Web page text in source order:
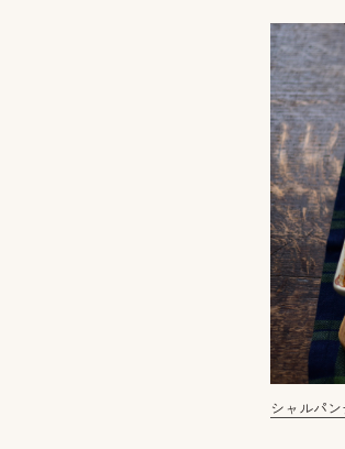
シャルパ